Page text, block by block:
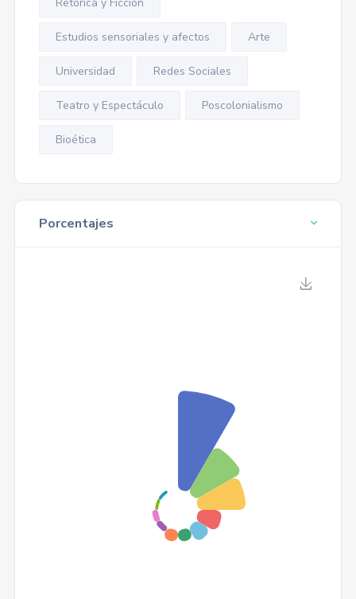
Estudios sensoriales y afectos Arte
Universidad Redes Sociales
Teatro y Espectáculo Poscolonialismo
Bioética
Porcentajes